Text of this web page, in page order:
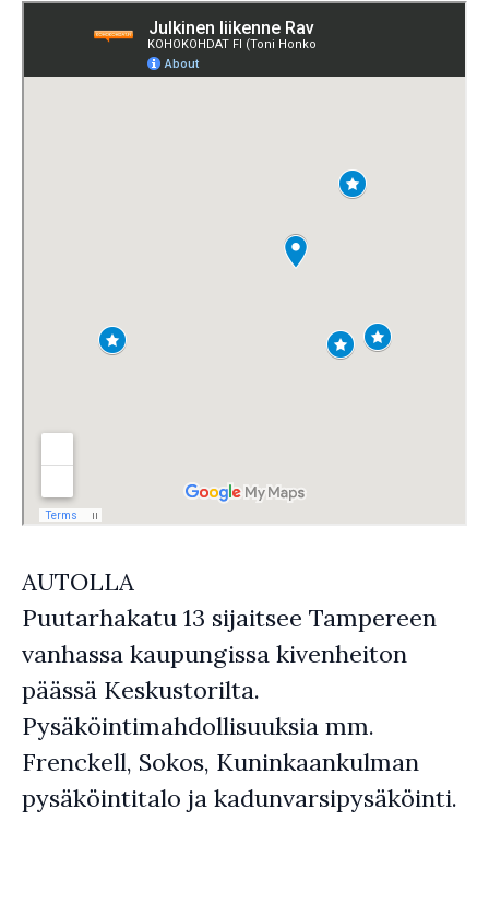
AUTOLLA
Puutarhakatu 13 sijaitsee Tampereen
vanhassa kaupungissa kivenheiton
päässä Keskustorilta.
Pysäköintimahdollisuuksia mm.
Frenckell, Sokos, Kuninkaankulman
pysäköintitalo ja kadunvarsipysäköinti.